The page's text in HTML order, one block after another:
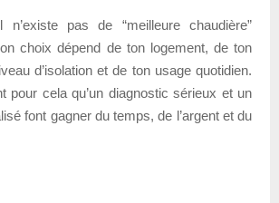
n’existe pas de “meilleure chaudière”
choix dépend de ton logement, de ton
d’isolation et de ton usage quotidien.
pour cela qu’un diagnostic sérieux et un
font gagner du temps, de l’argent et du